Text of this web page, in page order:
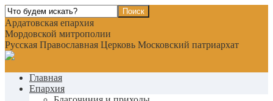
Ардатовская епархия
Мордовской митрополии
Русская Православная Церковь Московский патриархат
Главная
Епархия